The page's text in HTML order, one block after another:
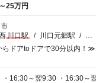
25万円
川口駅 / 川口元郷駅 / …
ドアtoドアで30分以内！≫
16:30～翌9:30 ・16:30～